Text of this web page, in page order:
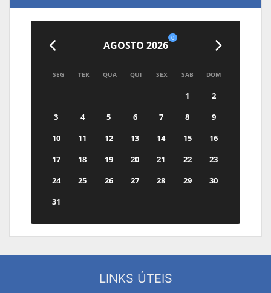
AGOSTO 2026
0
SEG TER QUA QUI SEX SAB DOM
1
2
3
4 5 6 7 8
9
10
11 12 13 14 15
16
17
18 19 20 21 22
23
24
25 26 27 28 29
30
31
LINKS ÚTEIS